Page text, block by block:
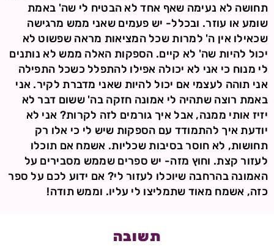
תחושה לא נעימה שאף אחד לא הבטיח לי שה' באמת
שומע או עוזר. ובכלל- יש פעמים שאני ממש מרגישה
שכאילו אין ה' למרות שכל המציאות מראה שפשוט לא
יכול להיות שה' לא קיים. הספקות האלה ממש לא נותנים
לי מנוח כי אני לא יכולה אפילו להתפלל כשכל התפילה
אני תוהה לעצמי אם יכול להיות שאני מדברת לקיר. אני
באמת רוצה שתהיה לי אמונה חזקה בה' ששום דבר לא
יזיז אותי ממנה, אבל איך גורמים לזה לקרות? אני לא
יודעת איך להתמודד עם הספקות שיש לי כי אלו רק
תחושות, לא חוסר בסיבות שכליות. אשמח אם תוכלו
לעזור קצת. וחוץ מזה- יש ספרים שממש מסבירים על
האמונה בהרחבה שיוכלו לעזור לי? אם ידוע לכם על ספר
כזה, אשמח מאוד שתמליצו לי עליו. וממש תודה!
תשובה